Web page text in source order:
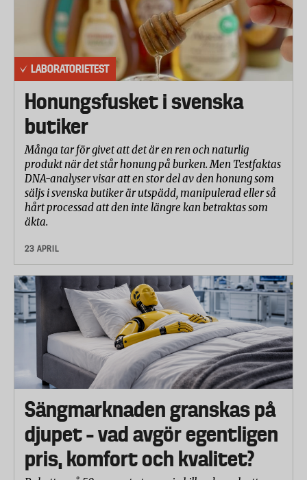
LABORATORIETEST
Honungsfusket i svenska
butiker
Många tar för givet att det är en ren och naturlig
produkt när det står honung på burken. Men Testfaktas
DNA-analyser visar att en stor del av den honung som
säljs i svenska butiker är utspädd, manipulerad eller så
hårt processad att den inte längre kan betraktas som
äkta.
23 APRIL
Sängmarknaden granskas på
djupet – vad avgör egentligen
pris, komfort och kvalitet?